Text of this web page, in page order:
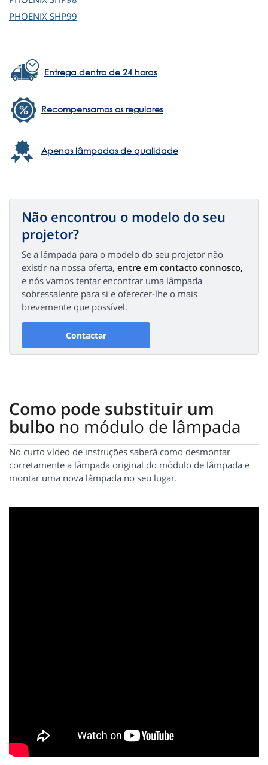
PHOENIX SHP99
Entrega dentro de 24 horas
Recompensamos os regulares
Apenas lâmpadas de qualidade
Não encontrou o modelo do seu
projetor?
Se a lâmpada para o modelo do seu projetor não
existir na nossa oferta, entre em contacto connosco,
e nós vamos tentar encontrar uma lâmpada
sobressalente para si e oferecer-lhe o mais
brevemente que possível.
Contactar
Como pode substituir um
bulbo no módulo de lâmpada
No curto vídeo de instruções saberá como desmontar
corretamente a lâmpada original do módulo de lâmpada e
montar uma nova lâmpada no seu lugar.